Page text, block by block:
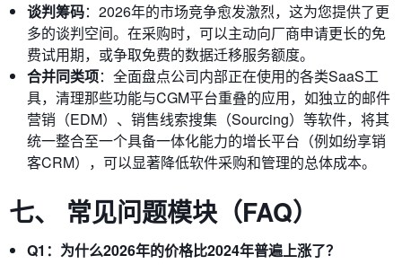
谈判筹码：2026年的市场竞争愈发激烈，这为您提供了更
多的谈判空间。在采购时，可以主动向厂商申请更长的免
费试用期，或争取免费的数据迁移服务额度。
合并同类项：全面盘点公司内部正在使用的各类SaaS工
具，清理那些功能与CGM平台重叠的应用，如独立的邮件
营销（EDM）、销售线索搜集（Sourcing）等软件，将其
统一整合至一个具备一体化能力的增长平台（例如纷享销
客CRM），可以显著降低软件采购和管理的总体成本。
七、 常见问题模块（FAQ）
Q1：为什么2026年的价格比2024年普遍上涨了？